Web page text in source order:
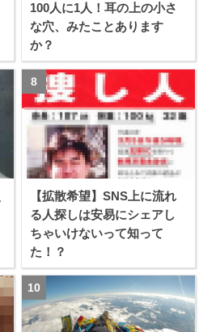
100人に1人！耳の上の小さ
な穴、みたことあります
か？
【拡散希望】SNS上に流れ
る人探しは安易にシェアし
ちゃいけないって知って
た！？